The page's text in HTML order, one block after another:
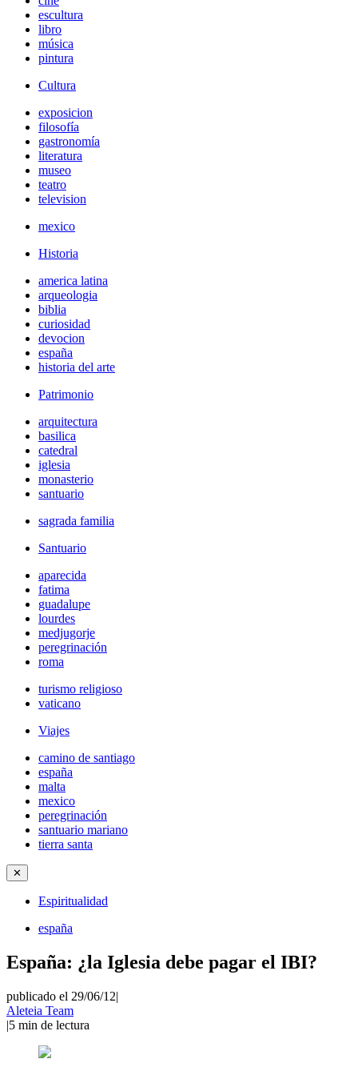
escultura
libro
música
pintura
Cultura
exposicion
filosofía
gastronomía
literatura
museo
teatro
television
mexico
Historia
america latina
arqueologia
biblia
curiosidad
devocion
españa
historia del arte
Patrimonio
arquitectura
basilica
catedral
iglesia
monasterio
santuario
sagrada familia
Santuario
aparecida
fatima
guadalupe
lourdes
medjugorje
peregrinación
roma
turismo religioso
vaticano
Viajes
camino de santiago
españa
malta
mexico
peregrinación
santuario mariano
tierra santa
✕
Espiritualidad
españa
España: ¿la Iglesia debe pagar el IBI?
publicado el 29/06/12|
Aleteia Team
|5 min de lectura